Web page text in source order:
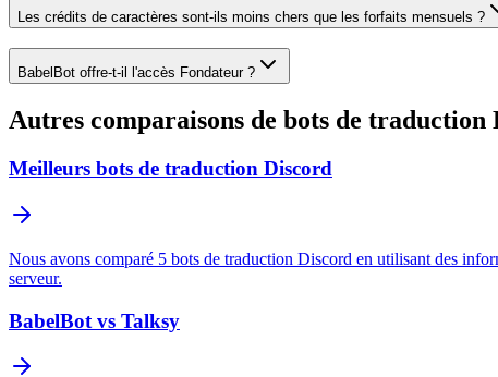
Les crédits de caractères sont-ils moins chers que les forfaits mensuels ?
BabelBot offre-t-il l'accès Fondateur ?
Autres comparaisons de bots de traduction
Meilleurs bots de traduction Discord
Nous avons comparé 5 bots de traduction Discord en utilisant des
serveur.
BabelBot vs Talksy